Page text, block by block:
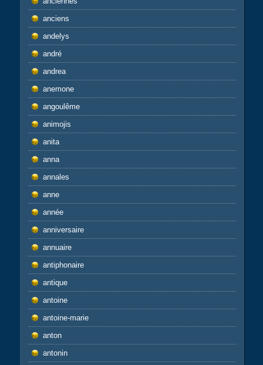
anciens
andelys
andré
andrea
anemone
angoulême
animojis
anita
anna
annales
anne
année
anniversaire
annuaire
antiphonaire
antique
antoine
antoine-marie
anton
antonin